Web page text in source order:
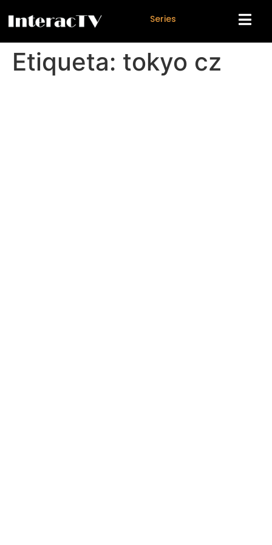
Series
Etiqueta: tokyo cz